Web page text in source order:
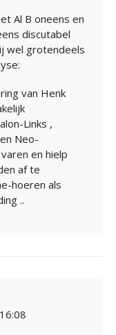
Al B oneens en
discutabel
wel grotendeels
van Henk
Links ,
Neo-
en hielp
af te
hoeren als
..